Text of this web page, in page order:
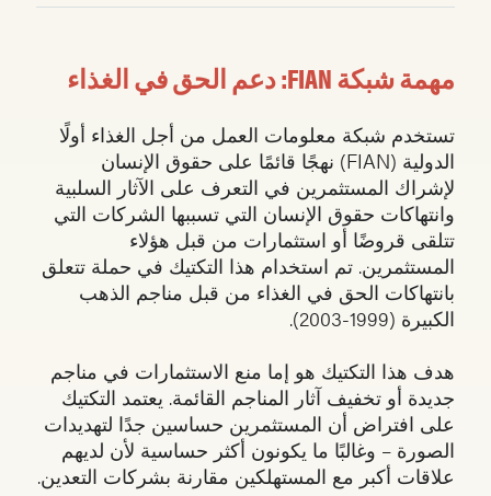
مهمة شبكة FIAN: دعم الحق في الغذاء
تستخدم شبكة معلومات العمل من أجل الغذاء أولًا
الدولية (FIAN) نهجًا قائمًا على حقوق الإنسان
لإشراك المستثمرين في التعرف على الآثار السلبية
وانتهاكات حقوق الإنسان التي تسببها الشركات التي
تتلقى قروضًا أو استثمارات من قبل هؤلاء
المستثمرين. تم استخدام هذا التكتيك في حملة تتعلق
بانتهاكات الحق في الغذاء من قبل مناجم الذهب
الكبيرة (1999-2003).
هدف هذا التكتيك هو إما منع الاستثمارات في مناجم
جديدة أو تخفيف آثار المناجم القائمة. يعتمد التكتيك
على افتراض أن المستثمرين حساسين جدًا لتهديدات
الصورة – وغالبًا ما يكونون أكثر حساسية لأن لديهم
علاقات أكبر مع المستهلكين مقارنة بشركات التعدين.